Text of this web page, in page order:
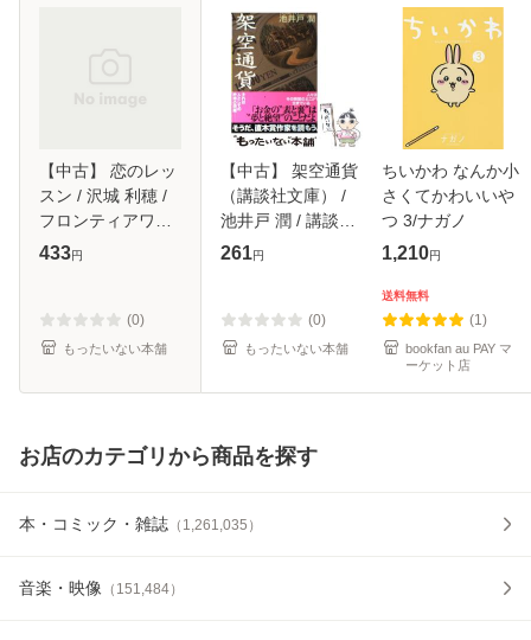
【中古】 恋のレッ
スン / 沢城 利穂 /
フロンティアワー
クス [文庫]【メー
433円
(0)
もったいない本舗
【中古】 架空通貨
（講談社文庫） /
池井戸 潤 / 講談社
[文庫]【メール便送
261円
(0)
もったいない本舗
ちいかわ なんか小
さくてかわいいや
つ 3/ナガノ
1,210円
送料無料
(1)
bookfan au PAY マ
ーケット店
お店のカテゴリから商品を探す
本・コミック・雑誌 （ 1,261,035 ）
音楽・映像 （ 151,484）